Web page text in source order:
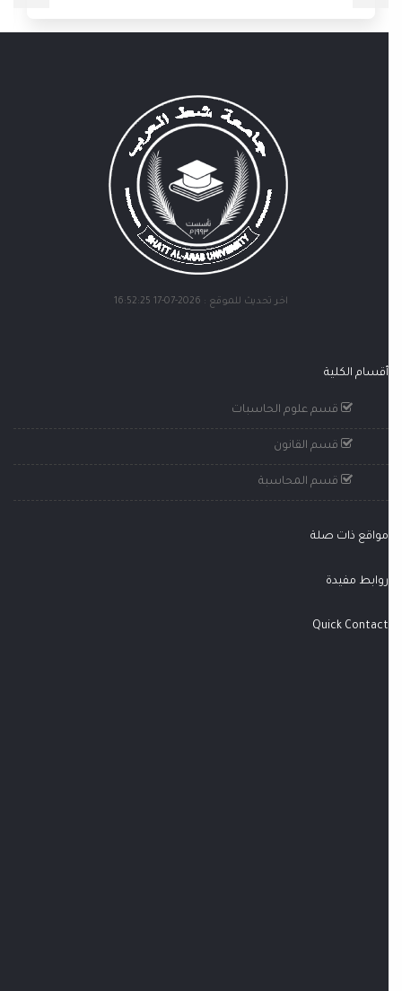
اخر تحديث للموقع : 2026-07-17 16:52:25
أقسام الكلية
قسم علوم الحاسبات
قسم القانون
قسم المحاسبة
مواقع ذات صلة
روابط مفيدة
Quick Contact